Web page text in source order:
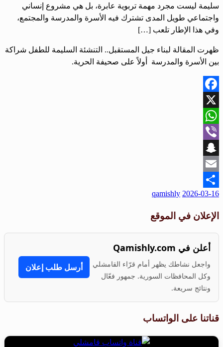
سليمة ليست مجرد مهمة تربوية عابرة، بل هي مشروع إنساني
واجتماعي طويل المدى تشترك فيه الأسرة والمدرسة والمجتمع،
وفي هذا الإطار تلعب […]
ظهرت المقالة لبناء جيل المستقبل.. التنشئة السليمة للطفل شراكة
بين الأسرة والمدرسة أولاً على صحيفة الحرية.
Facebook
X
WhatsApp
Viber
Snapchat
Email
Share
نُشر
2026-03-16
qamishly
الإعلان في الموقع
أعلن في Qamishly.com
واجعل نشاطك يظهر أمام قرّاء القامشلي
وكل المحافظات السورية. جمهور فعّال
ونتائج سريعة.
أرسل طلب إعلان
قناتنا على الواتساب